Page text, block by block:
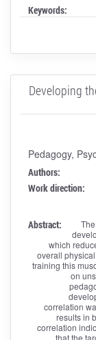
Keywords:
Developing
Pedagogy,
Authors:
Work direction:
Abstract:
which
overall
training this
on
correlation
results in
correlation
that the